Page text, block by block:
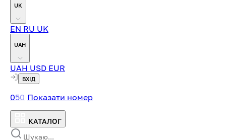
UK
EN RU UK
UAH
UAH USD EUR
ВХІД
050 Показати номер
КАТАЛОГ